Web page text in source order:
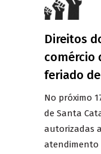
Direitos
comércio
feriado
No próximo
de Santa
autorizadas
atendimento